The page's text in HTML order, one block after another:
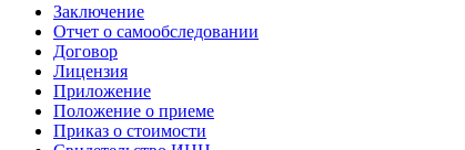
Заключение
Отчет о самообследовании
Договор
Лицензия
Приложение
Положение о приеме
Приказ о стоимости